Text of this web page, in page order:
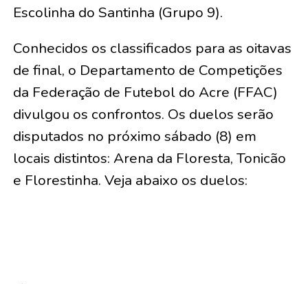
Escolinha do Santinha (Grupo 9).
Conhecidos os classificados para as oitavas
de final, o Departamento de Competições
da Federação de Futebol do Acre (FFAC)
divulgou os confrontos. Os duelos serão
disputados no próximo sábado (8) em
locais distintos: Arena da Floresta, Tonicão
e Florestinha. Veja abaixo os duelos: